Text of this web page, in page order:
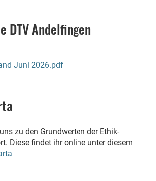
DTV Andelfingen
Juni 2026.pdf
zu den Grundwerten der Ethik-
Diese findet ihr online unter diesem